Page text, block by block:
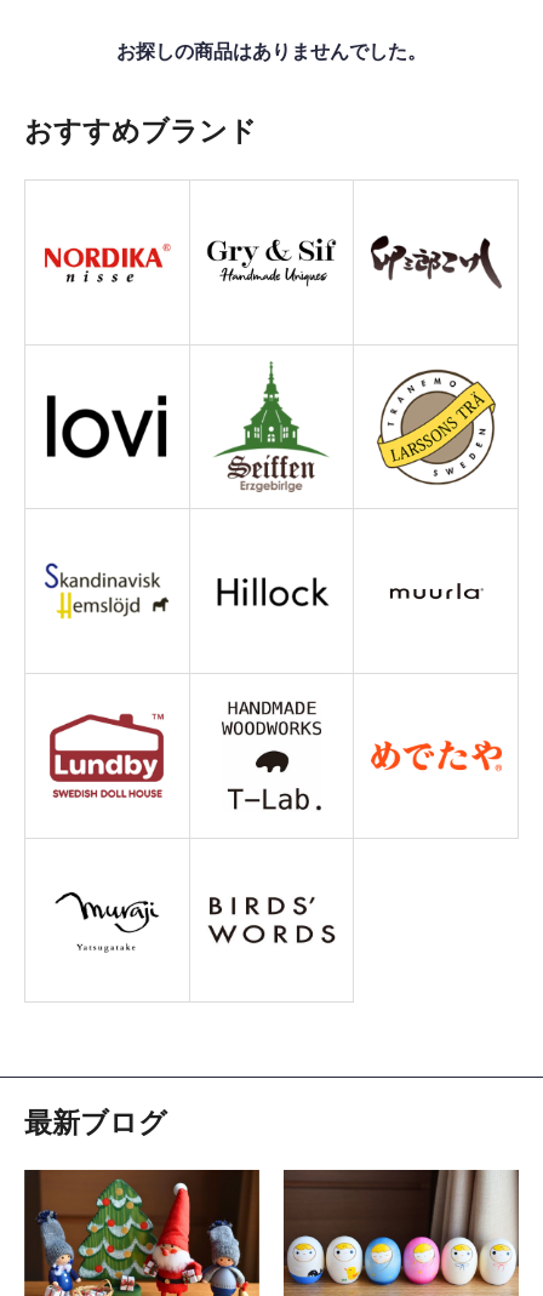
お探しの商品はありませんでした。
おすすめブランド
最新ブログ